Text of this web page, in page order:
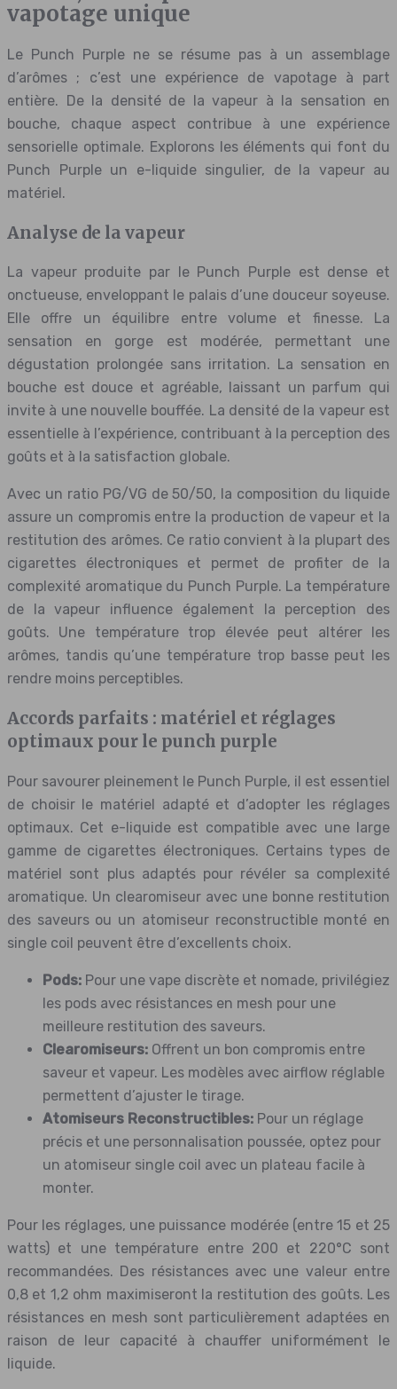
vapotage unique
Le Punch Purple ne se résume pas à un assemblage
d’arômes ; c’est une expérience de vapotage à part
entière. De la densité de la vapeur à la sensation en
bouche, chaque aspect contribue à une expérience
sensorielle optimale. Explorons les éléments qui font du
Punch Purple un e-liquide singulier, de la vapeur au
matériel.
Analyse de la vapeur
La vapeur produite par le Punch Purple est dense et
onctueuse, enveloppant le palais d’une douceur soyeuse.
Elle offre un équilibre entre volume et finesse. La
sensation en gorge est modérée, permettant une
dégustation prolongée sans irritation. La sensation en
bouche est douce et agréable, laissant un parfum qui
invite à une nouvelle bouffée. La densité de la vapeur est
essentielle à l’expérience, contribuant à la perception des
goûts et à la satisfaction globale.
Avec un ratio PG/VG de 50/50, la composition du liquide
assure un compromis entre la production de vapeur et la
restitution des arômes. Ce ratio convient à la plupart des
cigarettes électroniques et permet de profiter de la
complexité aromatique du Punch Purple. La température
de la vapeur influence également la perception des
goûts. Une température trop élevée peut altérer les
arômes, tandis qu’une température trop basse peut les
rendre moins perceptibles.
Accords parfaits : matériel et réglages
optimaux pour le punch purple
Pour savourer pleinement le Punch Purple, il est essentiel
de choisir le matériel adapté et d’adopter les réglages
optimaux. Cet e-liquide est compatible avec une large
gamme de cigarettes électroniques. Certains types de
matériel sont plus adaptés pour révéler sa complexité
aromatique. Un clearomiseur avec une bonne restitution
des saveurs ou un atomiseur reconstructible monté en
single coil peuvent être d’excellents choix.
Pods: Pour une vape discrète et nomade, privilégiez
les pods avec résistances en mesh pour une
meilleure restitution des saveurs.
Clearomiseurs: Offrent un bon compromis entre
saveur et vapeur. Les modèles avec airflow réglable
permettent d’ajuster le tirage.
Atomiseurs Reconstructibles: Pour un réglage
précis et une personnalisation poussée, optez pour
un atomiseur single coil avec un plateau facile à
monter.
Pour les réglages, une puissance modérée (entre 15 et 25
watts) et une température entre 200 et 220°C sont
recommandées. Des résistances avec une valeur entre
0,8 et 1,2 ohm maximiseront la restitution des goûts. Les
résistances en mesh sont particulièrement adaptées en
raison de leur capacité à chauffer uniformément le
liquide.